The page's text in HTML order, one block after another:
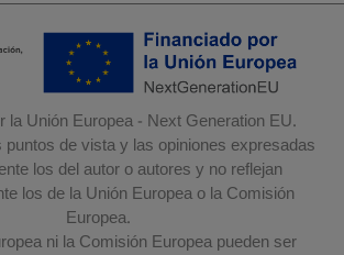
la Unión Europea - Next Generation EU.
de vista y las opiniones expresadas
los del autor o autores y no reflejan
los de la Unión Europea o la Comisión
Europea.
ni la Comisión Europea pueden ser